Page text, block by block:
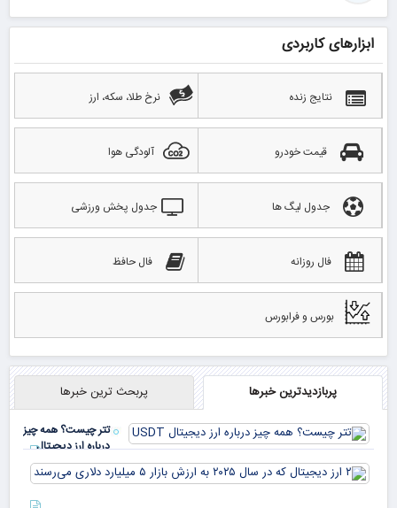
ابزارهای کاربردی
نتایج زنده نرخ طلا، سکه، ارز
قیمت خودرو آلودگی هوا
جدول لیگ ها جدول پخش ورزشی
فال روزانه فال حافظ
بورس و فرابورس
پربازدیدترین خبرها پربحث ترین خبرها
تتر چیست؟ همه چیز
درباره ارز دیجیتال
USDT